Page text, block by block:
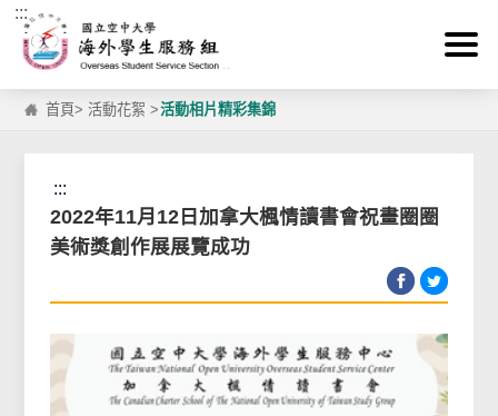
跳到主要內容區塊
:::
首頁>活動花絮 >活動相片精彩集錦
:::
2022年11月12日加拿大楓情讀書會祝畫圈圈
美術獎創作展展覽成功